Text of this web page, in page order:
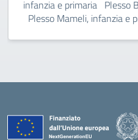
infanzia e primaria Plesso
Plesso Mameli, infanzia e